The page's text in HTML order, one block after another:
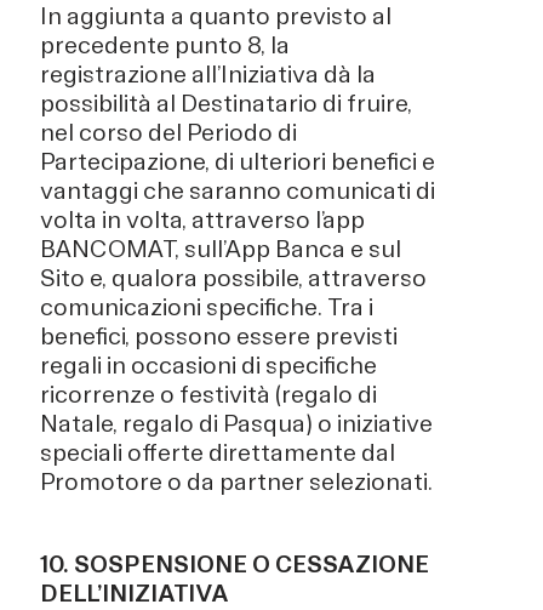
In aggiunta a quanto previsto al
precedente punto 8, la
registrazione all’Iniziativa dà la
possibilità al Destinatario di fruire,
nel corso del Periodo di
Partecipazione, di ulteriori benefici e
vantaggi che saranno comunicati di
volta in volta, attraverso l’app
BANCOMAT, sull’App Banca e sul
Sito e, qualora possibile, attraverso
comunicazioni specifiche. Tra i
benefici, possono essere previsti
regali in occasioni di specifiche
ricorrenze o festività (regalo di
Natale, regalo di Pasqua) o iniziative
speciali offerte direttamente dal
Promotore o da partner selezionati.
10. SOSPENSIONE O CESSAZIONE
DELL’INIZIATIVA